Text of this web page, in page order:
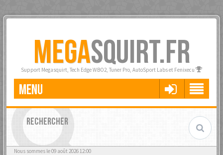
MEGASQUIRT.FR
Support Megasquirt, Tech Edge WBO2, Tuner Pro, AutoSport Labs et Fenixecu
MENU
RECHERCHER
Nous sommes le 09 août 2026 12:00